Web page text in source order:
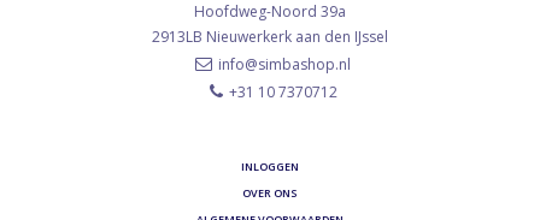
Hoofdweg-Noord 39a
2913LB Nieuwerkerk aan den IJssel
info@simbashop.nl
+31 10 7370712
INLOGGEN
OVER ONS